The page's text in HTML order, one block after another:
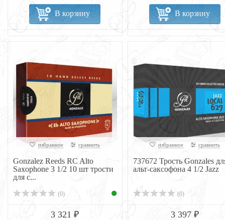
В корзину В корзину
избранное сравнить
Gonzalez Reeds RC Alto
Saxophone 3 1/2 10 шт трости
для с...
(0)
3 321 ₽
избранное сравнить
737672 Трость Gonzales
альт-саксофона 4 1/2 Jazz
(0)
3 397 ₽